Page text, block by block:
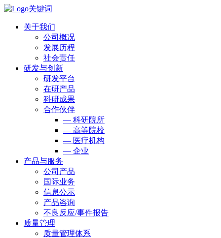
关于我们
公司概况
发展历程
社会责任
研发与创新
研发平台
在研产品
科研成果
合作伙伴
— 科研院所
— 高等院校
— 医疗机构
— 企业
产品与服务
公司产品
国际业务
信息公示
产品咨询
不良反应/事件报告
质量管理
质量管理体系